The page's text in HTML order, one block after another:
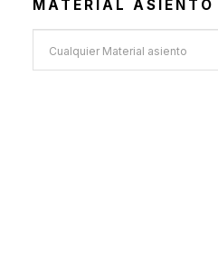
MATERIAL ASIENTO
Cualquier Material asiento